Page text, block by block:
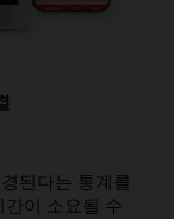
된다는 통계를
이 소요될 수